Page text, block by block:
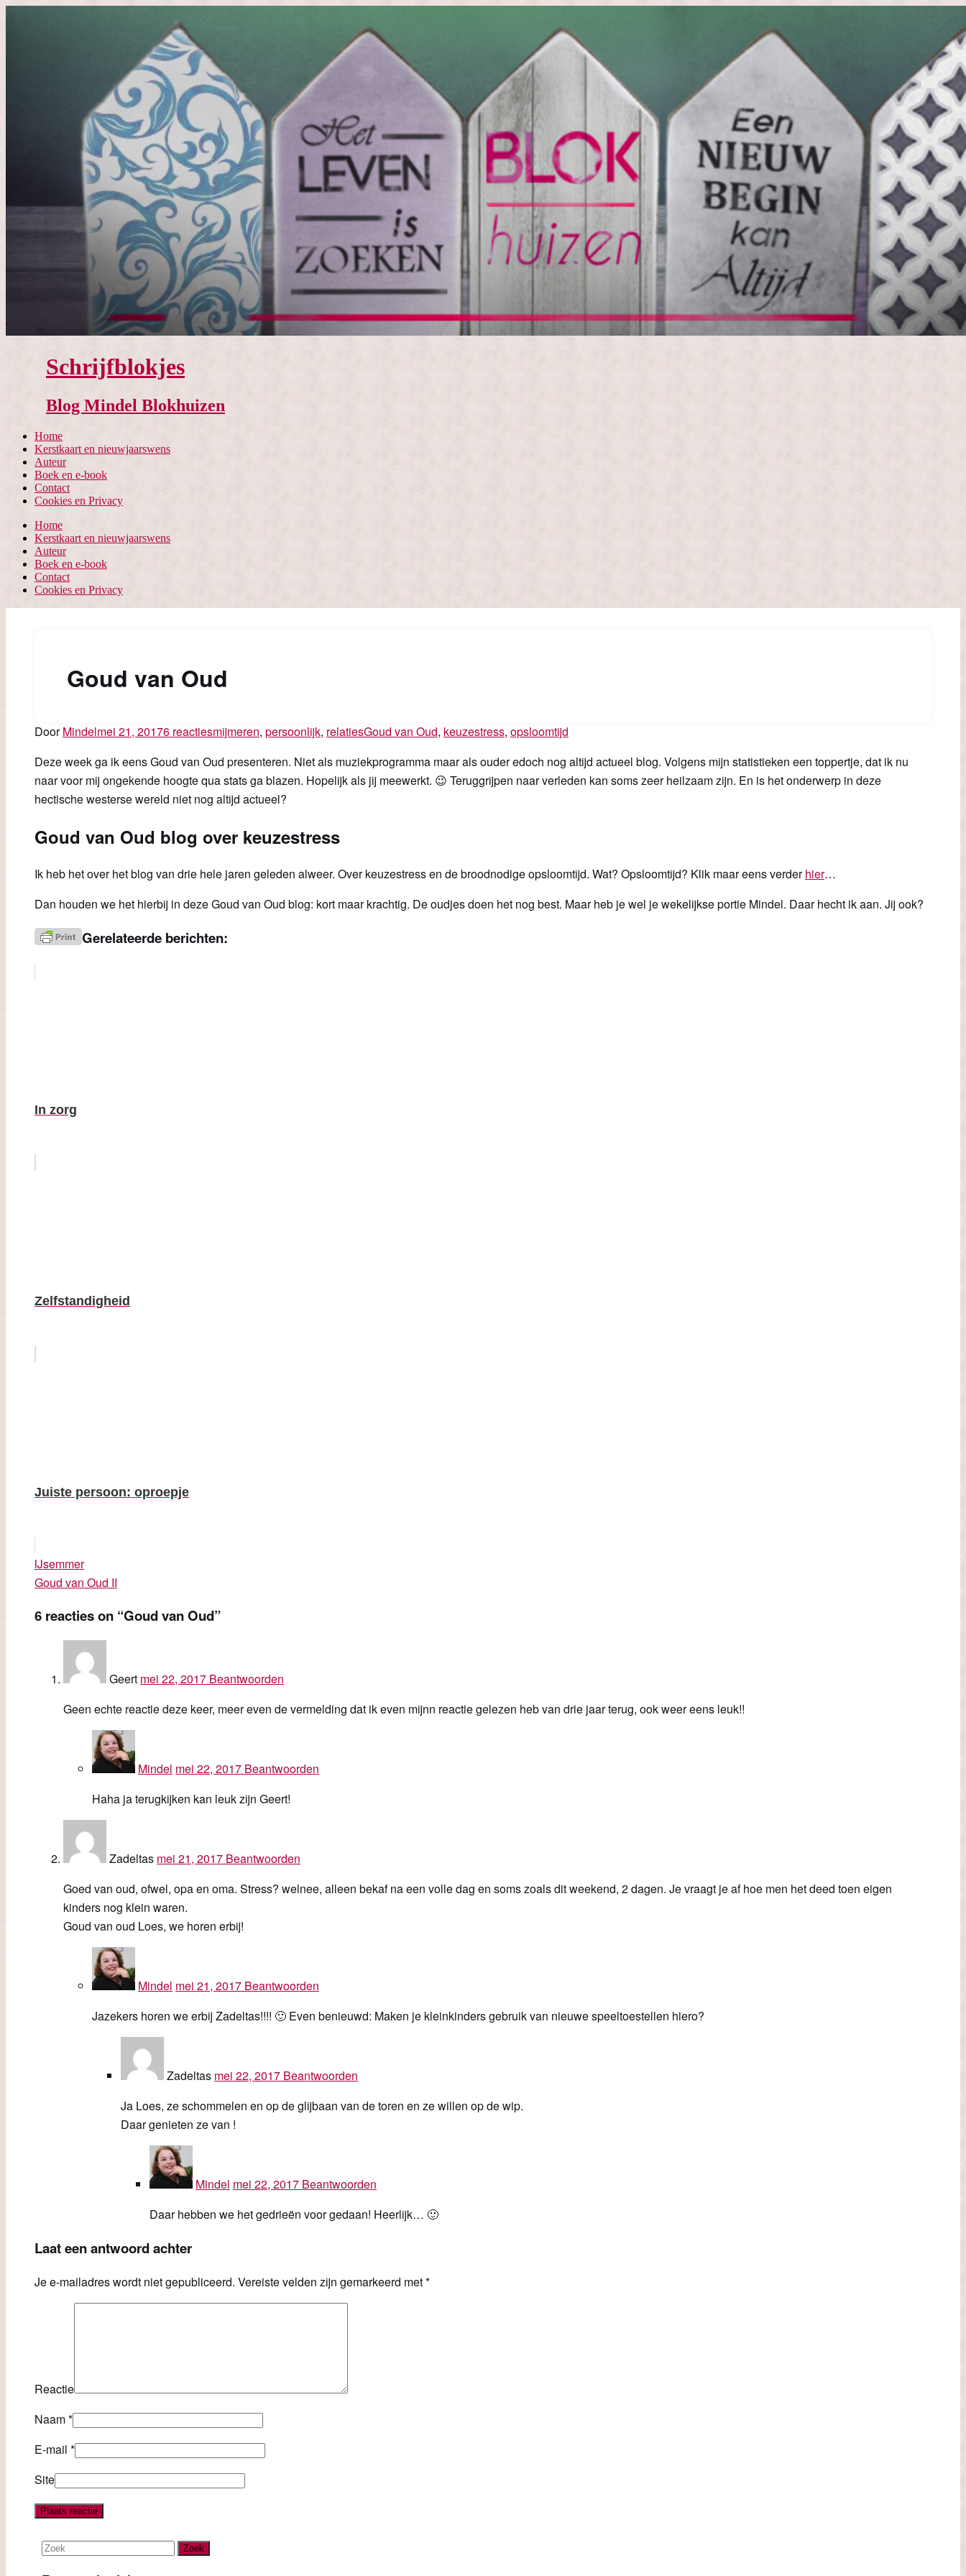
Schrijfblokjes
Blog Mindel Blokhuizen
Home
Kerstkaart en nieuwjaarswens
Auteur
Boek en e-book
Contact
Cookies en Privacy
Home
Kerstkaart en nieuwjaarswens
Auteur
Boek en e-book
Contact
Cookies en Privacy
Goud van Oud
DoorMindelmei 21, 20176 reactiesmijmeren, persoonlijk, relatiesGoud van Oud, keuzestress, opsloomtijd
Deze week ga ik eens Goud van Oud presenteren. Niet als muziekprogramma maar als ouder edoch nog altijd actueel blog. Volgens mijn statistieken een toppertje, dat ik nu
naar voor mij ongekende hoogte qua stats ga blazen. Hopelijk als jij meewerkt. 😉 Teruggrijpen naar verleden kan soms zeer heilzaam zijn. En is het onderwerp in deze
hectische westerse wereld niet nog altijd actueel?
Goud van Oud blog over keuzestress
Ik heb het over het blog van drie hele jaren geleden alweer. Over keuzestress en de broodnodige opsloomtijd. Wat? Opsloomtijd? Klik maar eens verderhier…
Dan houden we het hierbij in deze Goud van Oud blog: kort maar krachtig. De oudjes doen het nog best. Maar heb je wel je wekelijkse portie Mindel. Daar hecht ik aan. Jij ook?
Gerelateerde berichten:
In zorg
Zelfstandigheid
Juiste persoon: oproepje
IJsemmer
Goud van Oud II
6 reactieson “Goud van Oud”
Geert mei 22, 2017 Beantwoorden
Geen echte reactie deze keer, meer even de vermelding dat ik even mijnn reactie gelezen heb van drie jaar terug, ook weer eens leuk!!
Mindel mei 22, 2017 Beantwoorden
Haha ja terugkijken kan leuk zijn Geert!
Zadeltas mei 21, 2017 Beantwoorden
Goed van oud, ofwel, opa en oma. Stress? welnee, alleen bekaf na een volle dag en soms zoals dit weekend, 2 dagen. Je vraagt je af hoe men het deed toen eigen
kinders nog klein waren.
Goud van oud Loes, we horen erbij!
Mindel mei 21, 2017 Beantwoorden
Jazekers horen we erbij Zadeltas!!!! 🙂 Even benieuwd: Maken je kleinkinders gebruik van nieuwe speeltoestellen hiero?
Zadeltas mei 22, 2017 Beantwoorden
Ja Loes, ze schommelen en op de glijbaan van de toren en ze willen op de wip.
Daar genieten ze van !
Mindel mei 22, 2017 Beantwoorden
Daar hebben we het gedrieën voor gedaan! Heerlijk… 🙂
Laat een antwoord achter
Je e-mailadres wordt niet gepubliceerd. Vereiste velden zijn gemarkeerd met*
Reactie
Naam*
E-mail *
Site